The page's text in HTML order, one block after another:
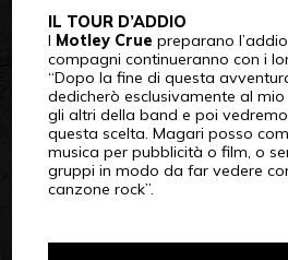
IL TOUR D’ADDIO
I Motley Crue preparano
compagni continueranno con i
“Dopo la fine di questa
dedicherò esclusivamente al
gli altri della band e poi
questa scelta. Magari posso
musica per pubblicità o film, o
gruppi in modo da far vedere
canzone rock”.